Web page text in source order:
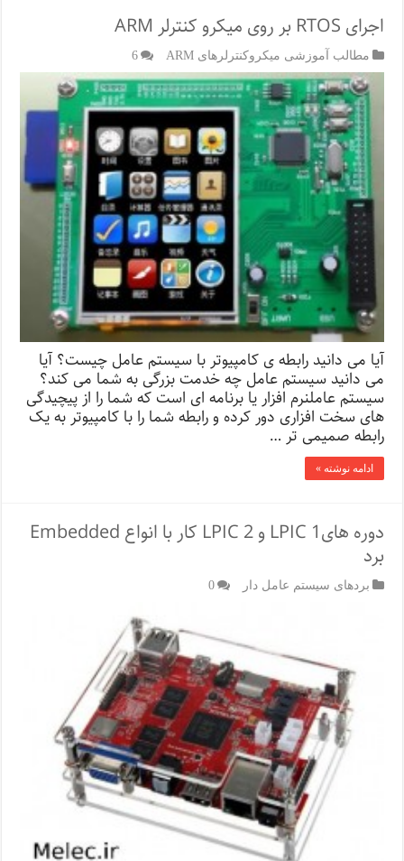
اجرای RTOS بر روی میکرو کنترلر ARM
مطالب آموزشی میکروکنترلرهای ARM 6
آیا می دانید رابطه ی کامپیوتر با سیستم عامل چیست؟ آیا
می دانید سیستم عامل چه خدمت بزرگی به شما می کند؟
سیستم عاملنرم افزار یا برنامه ای است که شما را از پیچیدگی
های سخت افزاری دور کرده و رابطه شما را با کامپیوتر به یک
رابطه صمیمی تر …
ادامه نوشته »
دوره هایLPIC 1 و LPIC 2 کار با انواع Embedded
برد
بردهای سیستم عامل دار 0